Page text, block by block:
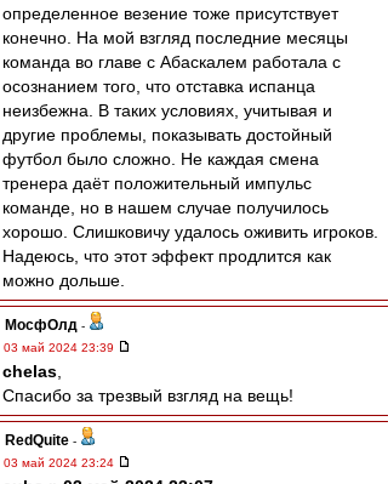
определенное везение тоже присутствует
конечно. На мой взгляд последние месяцы
команда во главе с Абаскалем работала с
осознанием того, что отставка испанца
неизбежна. В таких условиях, учитывая и
другие проблемы, показывать достойный
футбол было сложно. Не каждая смена
тренера даёт положительный импульс
команде, но в нашем случае получилось
хорошо. Слишковичу удалось оживить игроков.
Надеюсь, что этот эффект продлится как
можно дольше.
МосфОлд -
03 май 2024 23:39
chelas
Спасибо за трезвый взгляд на вещь!
RedQuite -
03 май 2024 23:24